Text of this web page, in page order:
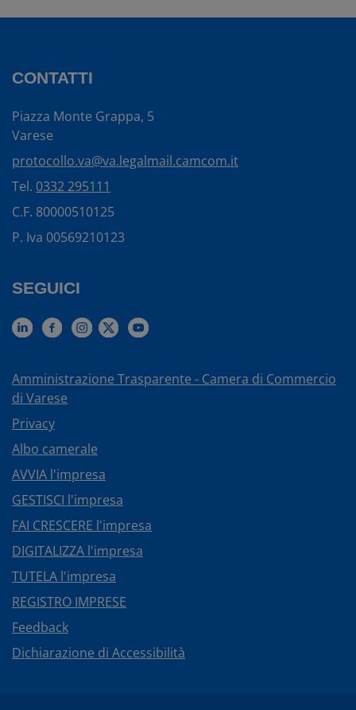
CONTATTI
Piazza Monte Grappa, 5
Varese
protocollo.va@va.legalmail.camcom.it
Tel. 0332 295111
C.F. 80000510125
P. Iva 00569210123
SEGUICI
Amministrazione Trasparente - Camera di Commercio
di Varese
Privacy
Albo camerale
AVVIA l'impresa
GESTISCI l'impresa
FAI CRESCERE l'impresa
DIGITALIZZA l'impresa
TUTELA l'impresa
REGISTRO IMPRESE
Feedback
Dichiarazione di Accessibilità